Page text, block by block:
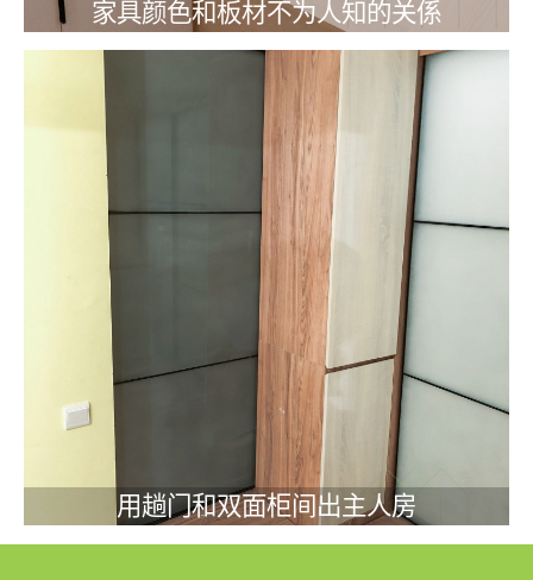
家具颜色和板材不为人知的关係
用趟门和双面柜间出主人房